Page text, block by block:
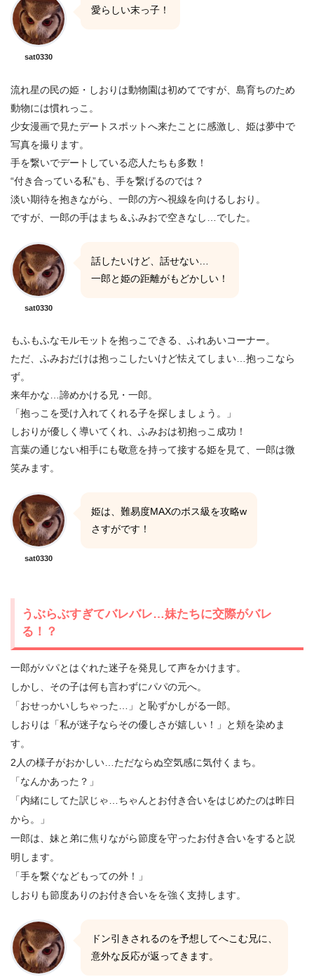
sat0330
愛らしい末っ子！
流れ星の民の姫・しおりは動物園は初めてですが、島育ちのため
動物には慣れっこ。
少女漫画で見たデートスポットへ来たことに感激し、姫は夢中で
写真を撮ります。
手を繋いでデートしている恋人たちも多数！
“付き合っている私”も、手を繋げるのでは？
淡い期待を抱きながら、一郎の方へ視線を向けるしおり。
ですが、一郎の手はまち＆ふみおで空きなし…でした。
sat0330
話したいけど、話せない…
一郎と姫の距離がもどかしい！
もふもふなモルモットを抱っこできる、ふれあいコーナー。
ただ、ふみおだけは抱っこしたいけど怯えてしまい…抱っこなら
ず。
来年かな…諦めかける兄・一郎。
「抱っこを受け入れてくれる子を探しましょう。」
しおりが優しく導いてくれ、ふみおは初抱っこ成功！
言葉の通じない相手にも敬意を持って接する姫を見て、一郎は微
笑みます。
sat0330
姫は、難易度MAXのボス級を攻略w
さすがです！
うぶらぶすぎてバレバレ…妹たちに交際がバレ
る！？
一郎がパパとはぐれた迷子を発見して声をかけます。
しかし、その子は何も言わずにパパの元へ。
「おせっかいしちゃった…」と恥ずかしがる一郎。
しおりは「私が迷子ならその優しさが嬉しい！」と頬を染めま
す。
2人の様子がおかしい…ただならぬ空気感に気付くまち。
「なんかあった？」
「内緒にしてた訳じゃ…ちゃんとお付き合いをはじめたのは昨日
から。」
一郎は、妹と弟に焦りながら節度を守ったお付き合いをすると説
明します。
「手を繋ぐなどもっての外！」
しおりも節度ありのお付き合いをを強く支持します。
ドン引きされるのを予想してへこむ兄に、
意外な反応が返ってきます。